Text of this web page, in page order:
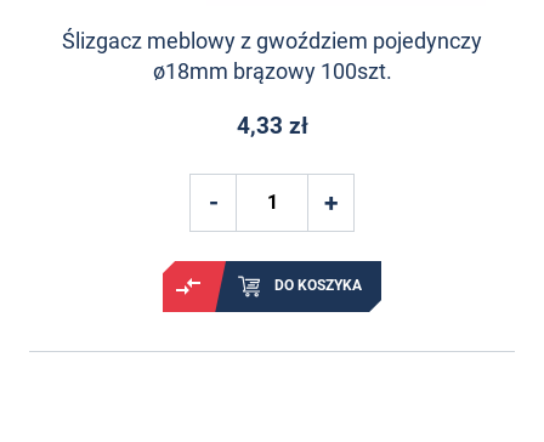
Ślizgacz meblowy z gwoździem pojedynczy
ø18mm brązowy 100szt.
4,33 zł
DO KOSZYKA